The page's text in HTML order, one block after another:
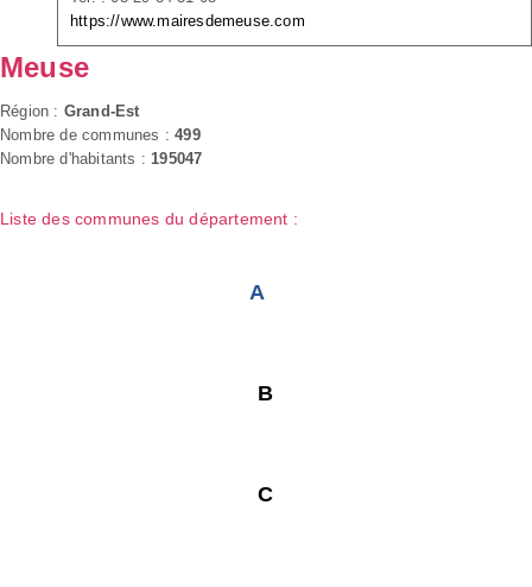
https://www.mairesdemeuse.com
Meuse
Région : Grand-Est
Nombre de communes :499
Nombre d'habitants : 195047
Liste des communes du département :
A
B
C